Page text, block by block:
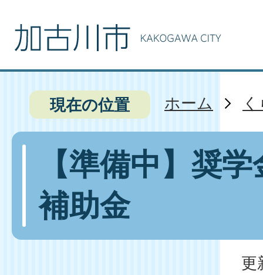
現在の位置 ホーム
【準備中】奨
補助金
更